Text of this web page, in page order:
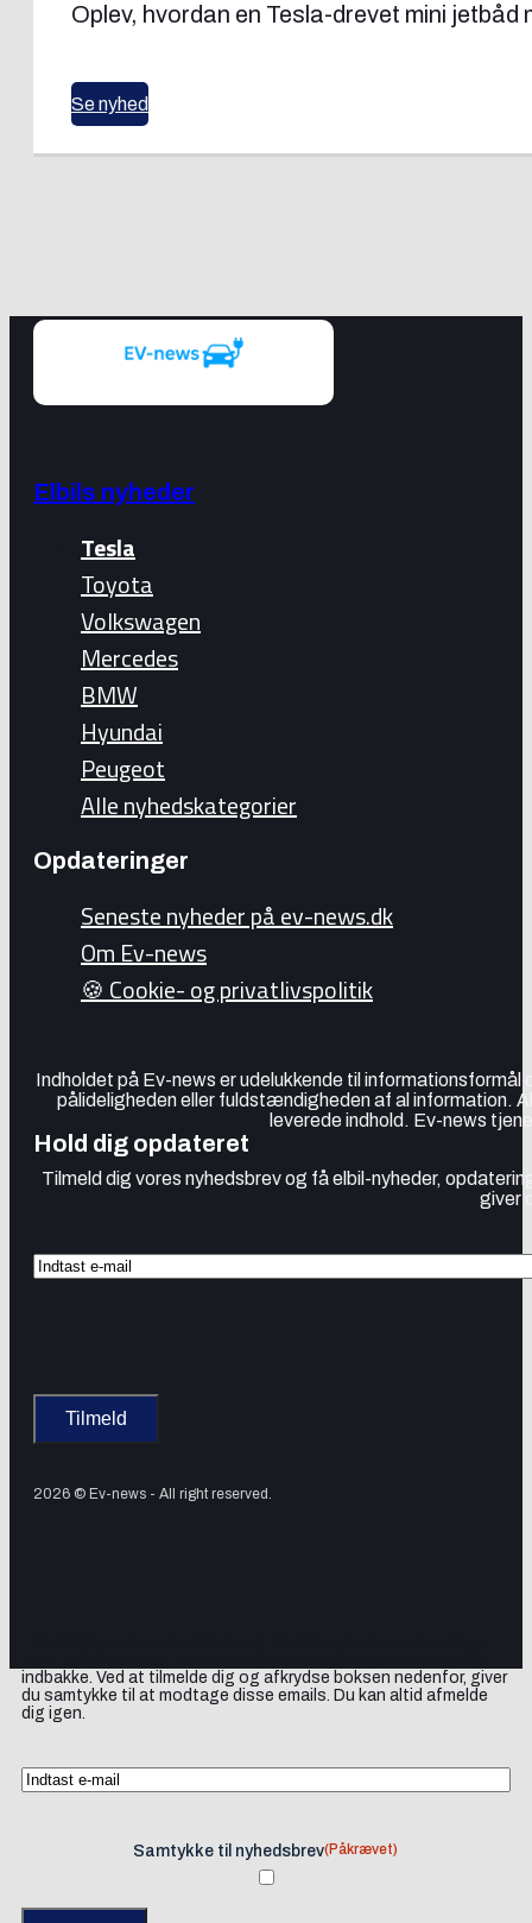
Oplev, hvordan en Tesla-drevet mini
Se nyhed
Elbils nyheder
Tesla
Toyota
Volkswagen
Mercedes
BMW
Hyundai
Peugeot
Alle nyhedskategorier
Opdateringer
Seneste nyheder på ev-news.dk
Om Ev-news
🍪 Cookie- og privatlivspolitik
Indholdet på Ev-news er udelukkende til
pålideligheden eller fuldstændigheden af al information.
leverede indhold. Ev-news
Hold dig opdateret
Tilmeld dig vores nyhedsbrev og få elbil-nyheder,
giver
2026 © Ev-news - All right reserved.
indbakke. Ved at tilmelde dig og afkrydse boksen nedenfor, giver
du samtykke til at modtage disse emails. Du kan altid afmelde
dig igen.
Samtykke til nyhedsbrev(Påkrævet)